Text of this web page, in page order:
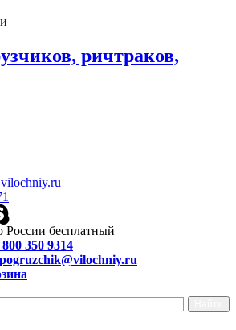
ричтраков,
России бесплатный
800 350 9314
pogruzchik@vilochniy.ru